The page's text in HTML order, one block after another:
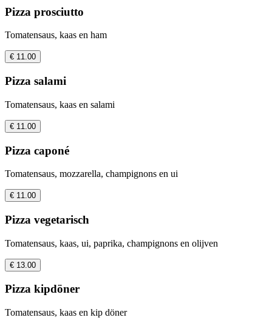
Pizza prosciutto
Tomatensaus, kaas en ham
€ 11.00
Pizza salami
Tomatensaus, kaas en salami
€ 11.00
Pizza caponé
Tomatensaus, mozzarella, champignons en ui
€ 11.00
Pizza vegetarisch
Tomatensaus, kaas, ui, paprika, champignons en olijven
€ 13.00
Pizza kipdöner
Tomatensaus, kaas en kip döner